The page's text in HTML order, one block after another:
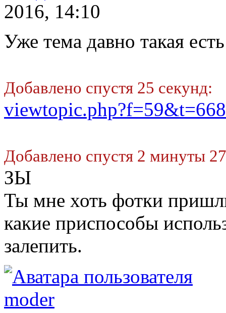
2016, 14:10
Уже тема давно такая
Добавлено спустя 25 секунд:
viewtopic.php?f=59&t=668
Добавлено спустя 2 минуты
ЗЫ
Ты мне хоть фотки
какие приспособы
залепить.
moder